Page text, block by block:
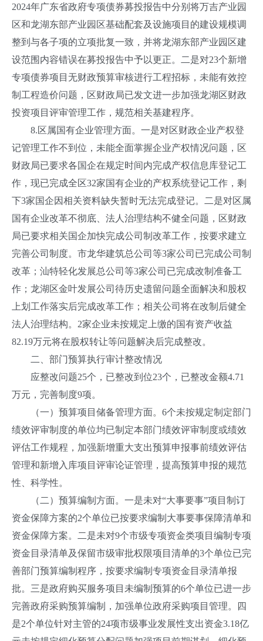
2024年广东省政府专项债券募投报告中分别将万吉产业园
区和龙湖东部产业园区基础配套及设施项目的建设规模调
整到与各子项的立项批复一致，并将龙湖东部产业园区建
设范围内容错误在募投报告中予以更正。二是对23个新增
专项债券项目无财政预算审核进行工程招标，未能有效控
制工程造价问题，区财政局已发文进一步加强龙湖区财政
投资项目评审管理工作，规范相关基建程序。
8.区属国有企业管理方面。一是对区财政企业产权登
记管理工作不到位，未能全面掌握企业产权情况问题，区
财政局已要求各国企在规定时间内完成产权信息库登记工
作，现已完成全区32家国有企业的产权系统登记工作，剩
下3家国企因相关资料缺失暂时无法完成登记。二是对区属
国有企业改革不彻底、法人治理结构不健全问题，区财政
局已要求相关国企加快完成公司制改革工作，按要求建立
完善公司制度。市龙华建筑总公司等3家公司已完成公司制
改革；汕特轻化发展总公司等3家公司已完成改制准备工
作；龙湖区金叶发展公司待历史遗留问题全面解决和股权
上划工作落实后完成改革工作；相关公司将在改制后健全
法人治理结构。2家企业未按规定上缴的国有资产收益
82.19万元将在股权转让等问题解决后完成整改。
二、部门预算执行审计整改情况
应整改问题25个，已整改到位23个，已整改金额4.71
万元，完善制度9项。
（一）预算项目储备管理方面。6个未按规定制定部门
绩效评审制度的单位均已制定本部门绩效评审制度或绩效
评估工作规程，加强新增重大支出预算申报事前绩效评估
管理和新增入库项目评审论证管理，提高预算申报的规范
性、科学性。
（二）预算编制方面。一是未对“大事要事”项目制订
资金保障方案的2个单位已按要求编制大事要事保障清单和
资金保障方案。二是未对9个市级专项资金类项目编制专项
资金目录清单及保留市级审批权限项目清单的3个单位已完
善部门预算编制程序，按要求编制专项资金目录清单报
批。三是政府购买服务项目未编制预算的6个单位已进一步
完善政府采购预算编制，加强单位政府采购项目管理。四
是2个单位针对主管的24项市级事业发展性支出资金3.18亿